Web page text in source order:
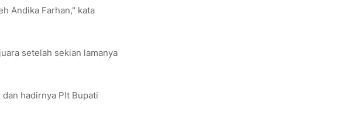
Andika Farhan," kata
setelah sekian lamanya
hadirnya Plt Bupati